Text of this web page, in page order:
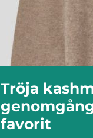
Tröja kashmir en
favorit